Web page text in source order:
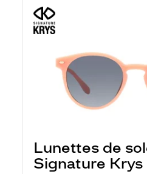
Lunettes de
Signature Krys